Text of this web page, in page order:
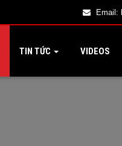
Email:
TIN TỨC VIDEOS